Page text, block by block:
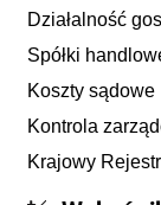
Działalność
Spółki
Koszty sądowe
Kontrola
Krajowy